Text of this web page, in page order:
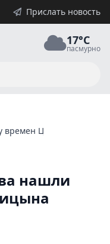
Прислать новость
17°C
пасмурно
времен Царицына
нашли